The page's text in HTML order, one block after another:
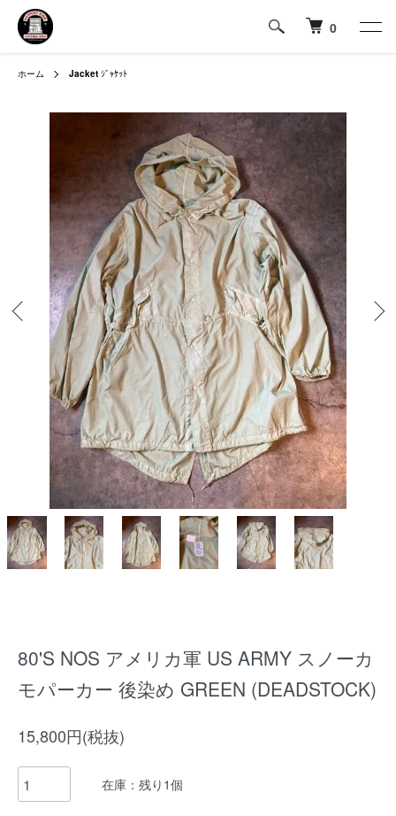
0
ホーム Jacket ｼﾞｬｹｯﾄ
80'S NOS アメリカ軍 US ARMY スノーカ
モパーカー 後染め GREEN (DEADSTOCK)
15,800円(税抜)
在庫：残り1個